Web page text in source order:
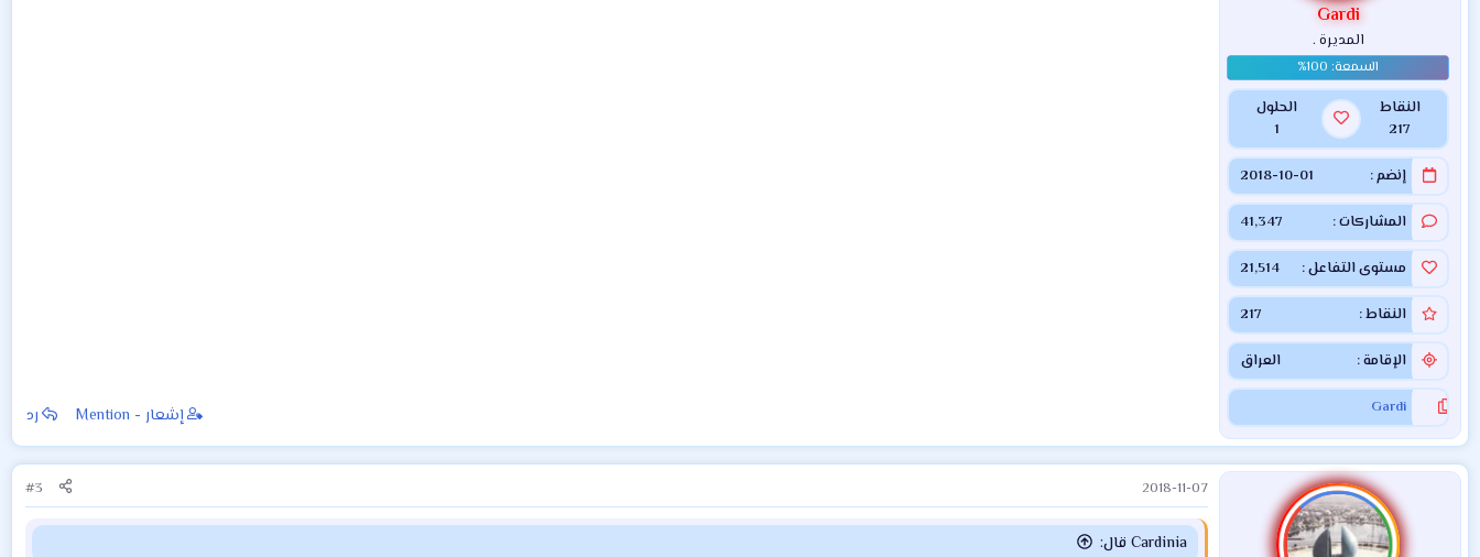
Gardi
المديرة .
النقاط
217
الحلول
1
إنضم 2018-10-01
المشاركات 41,347
مستوى التفاعل 21,514
النقاط 217
الإقامة العراق
Gardi إشعار - Mention رد
2018-11-07
#3
Cardinia قال: